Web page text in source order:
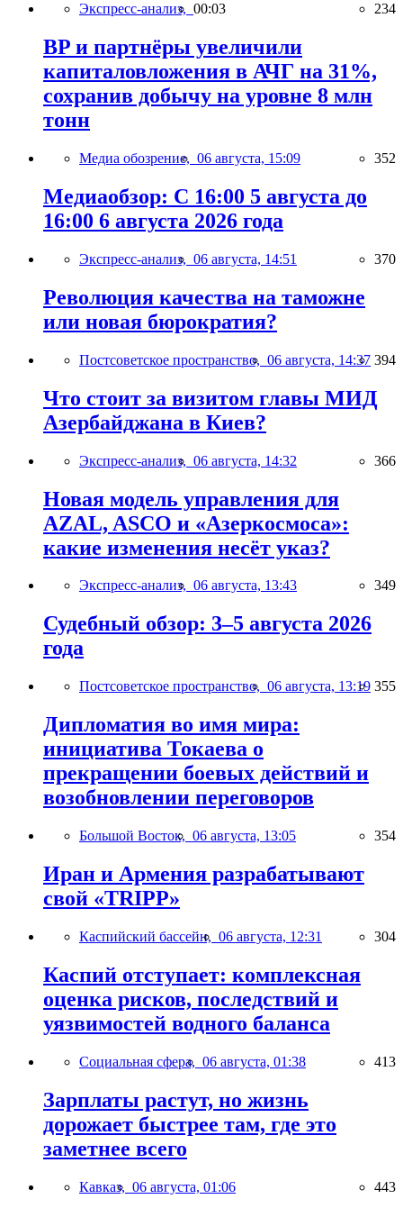
Экспресс-анализ, 00:03 234
BP и партнёры увеличили
капиталовложения в АЧГ на 31%,
сохранив добычу на уровне 8 млн
тонн
Медиа обозрение, 06 августа, 15:09 352
Медиаобзор: С 16:00 5 августа до
16:00 6 августа 2026 года
Экспресс-анализ, 06 августа, 14:51 370
Революция качества на таможне
или новая бюрократия?
Постсоветское пространство, 06 августа, 14:37 394
Что стоит за визитом главы МИД
Азербайджана в Киев?
Экспресс-анализ, 06 августа, 14:32 366
Новая модель управления для
AZAL, ASCO и «Азеркосмоса»:
какие изменения несёт указ?
Экспресс-анализ, 06 августа, 13:43 349
Судебный обзор: 3–5 августа 2026
года
Постсоветское пространство, 06 августа, 13:19 355
Дипломатия во имя мира:
инициатива Токаева о
прекращении боевых действий и
возобновлении переговоров
Большой Восток, 06 августа, 13:05 354
Иран и Армения разрабатывают
свой «TRIPP»
Каспийский бассейн, 06 августа, 12:31 304
Каспий отступает: комплексная
оценка рисков, последствий и
уязвимостей водного баланса
Социальная сфера, 06 августа, 01:38 413
Зарплаты растут, но жизнь
дорожает быстрее там, где это
заметнее всего
Кавказ, 06 августа, 01:06 443